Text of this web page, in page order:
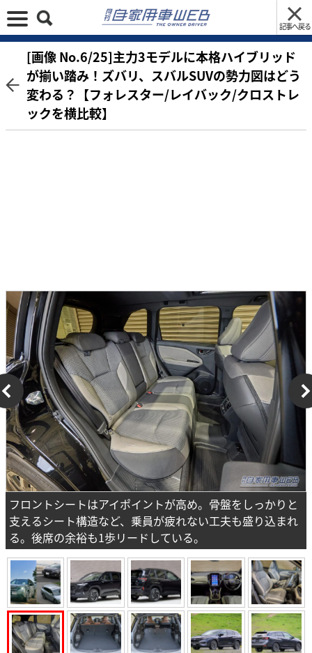
記事へ戻る
[画像 No.6/25]主力3モデルに本格ハイブリッド
が揃い踏み！ズバリ、スバルSUVの勢力図はどう
変わる？【フォレスター/レイバック/クロストレ
ックを横比較】
フロントシートはアイポイントが高め。骨盤をしっかりと
支えるシート構造など、乗員が疲れない工夫も盛り込まれ
る。後席の余裕も1歩リードしている。